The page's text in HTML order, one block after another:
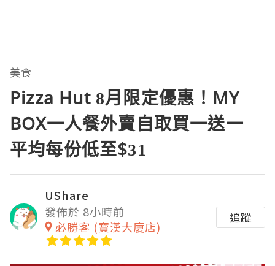
美食
Pizza Hut 8月限定優惠！MY
BOX一人餐外賣自取買一送一
平均每份低至$31
UShare
發佈於 8小時前
必勝客 (寶漢大廈店)
追蹤